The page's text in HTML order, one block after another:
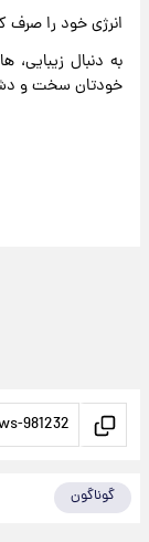
انرژی خود را صرف
به دنبال زیبایی،
خودتان سخت و
گوناگون